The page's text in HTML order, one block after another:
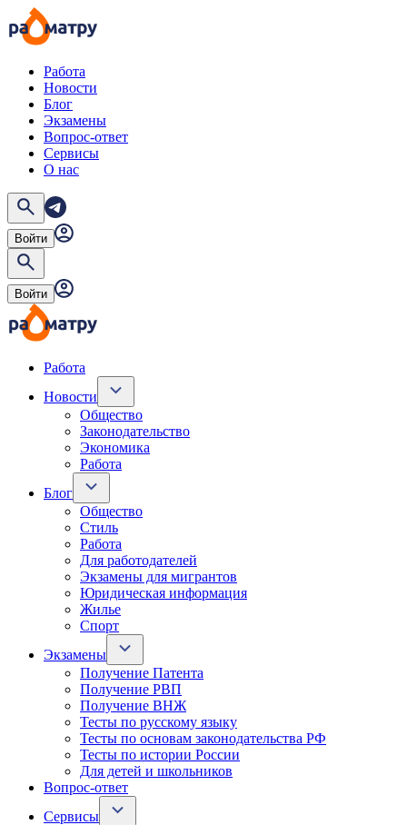
Работа
Новости
Блог
Экзамены
Вопрос-ответ
Сервисы
О нас
Войти
Войти
Работа
Новости
Общество
Законодательство
Экономика
Работа
Блог
Общество
Стиль
Работа
Для работодателей
Экзамены для мигрантов
Юридическая информация
Жилье
Спорт
Экзамены
Получение Патента
Получение РВП
Получение ВНЖ
Тесты по русскому языку
Тесты по основам законодательства РФ
Тесты по истории России
Для детей и школьников
Вопрос-ответ
Сервисы